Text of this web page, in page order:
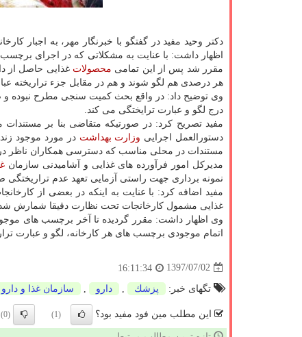
دكتر وحید مفید در گفتگو با خبرنگار مهر، به اجبار
اظهار داشت: با عنایت به مشكلاتی كه در اجرای
مقرر شد پس از این تمامی محصولات غذایی حاصل از
هر درصدی هم لگو شوند و هم در مقابل جزء تراریخته
وی توضیح داد: در واقع بحث كمیت سنجی مطرح نبوده
درج لگو و عبارت ترایختگی می كند.
مفید تصریح كرد: در صورتیكه متقاضی بنا بر
دستورالعمل اجرایی وزارت بهداشت در مورد موجود
مستندات در محلی مناسب كه دسترسی همكاران ناظر
مدیركل امور فرآورده های غذایی و آشامیدنی سازمان
نمونه برداری جهت راستی آزمایی تعهد عدم
مفید اضافه كرد: با عنایت به اینكه در بعضی از
غذایی مشمول كارخانجات تحت نظارت دقیقا شمارش
وی اظهار داشت: مقرر گردیده تا آخر برچسب های موجود
اتمام موجودی برچسب های هر كارخانه، لگو و عبارت
1397/07/02
16:11:34
تگهای خبر: پزشك دارو سازمان غذا و دارو
این مطلب مین فود مفید بود؟ (1)
(0)